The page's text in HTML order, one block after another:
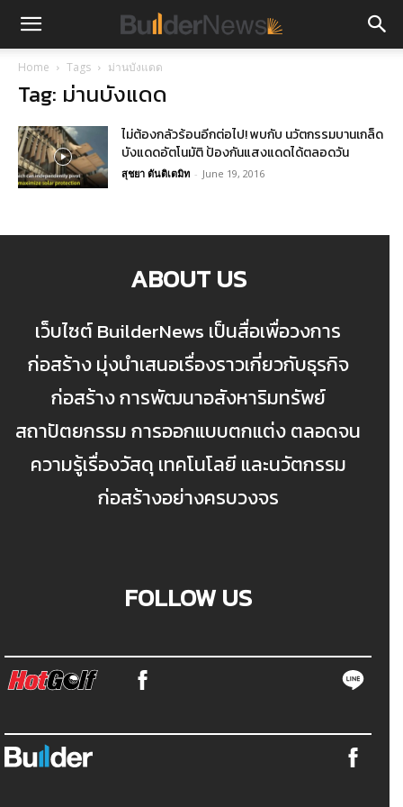
Home Tags ม่านบังแดด
Tag: ม่านบังแดด
ไม่ต้องกลัวร้อนอีกต่อไป! พบกับ นวัตกรรมบานเกล็ด
บังแดดอัตโนมัติ ป้องกันแสงแดดได้ตลอดวัน
สุชยา ตันติเตมิท - June 19, 2016
ABOUT US
เว็บไซต์ BuilderNews เป็นสื่อเพื่อวงการ
ก่อสร้าง มุ่งนำเสนอเรื่องราวเกี่ยวกับธุรกิจ
ก่อสร้าง การพัฒนาอสังหาริมทรัพย์
สถาปัตยกรรม การออกแบบตกแต่ง ตลอดจน
ความรู้เรื่องวัสดุ เทคโนโลยี และนวัตกรรม
ก่อสร้างอย่างครบวงจร
FOLLOW US